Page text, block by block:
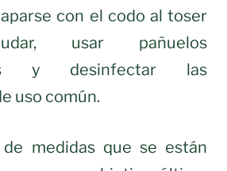
con el codo al toser
usar pañuelos
y desinfectar las
uso común.
medidas que se están